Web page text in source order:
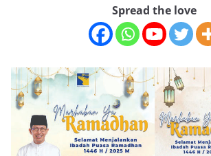
Spread the love